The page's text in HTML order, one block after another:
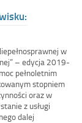
w
– edycja 2019-
pełnoletnim
stopniem
oraz w
z usługi
dalej